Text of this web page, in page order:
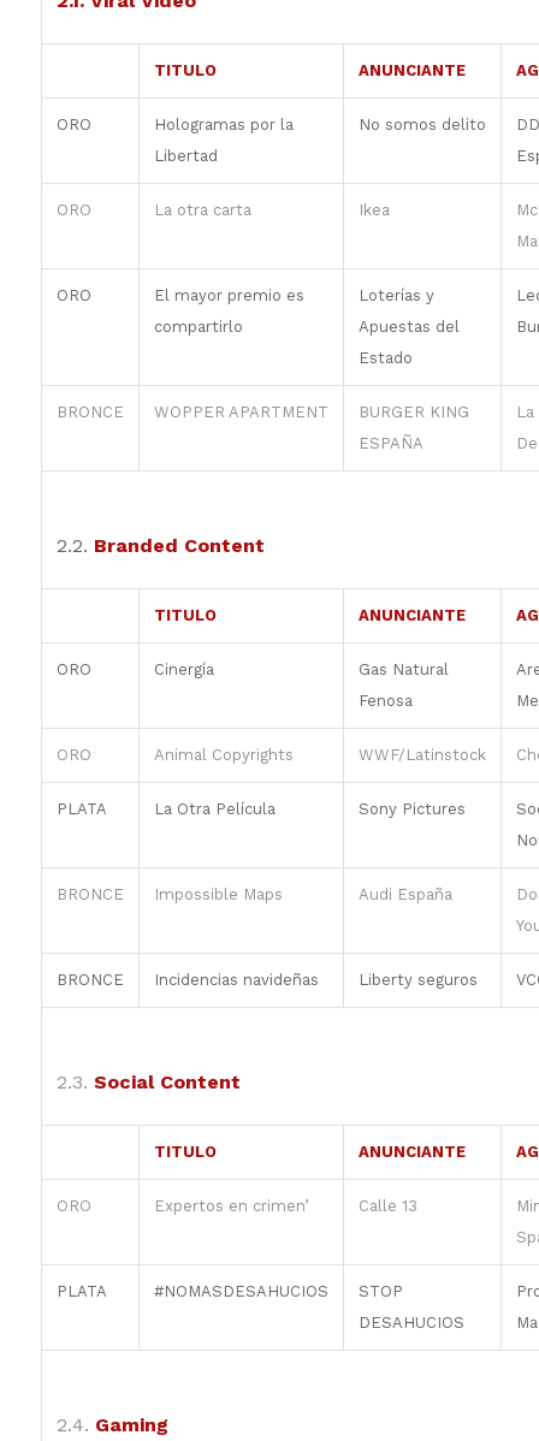
TITULO ANUNCIANTE
ORO
Hologramas por la
Libertad
No somos delito
ORO La otra carta Ikea
ORO
El mayor premio es
compartirlo
Loterías y
Apuestas del
Estado
BRONCE WOPPER APARTMENT
BURGER KING
ESPAÑA
La
2.2. Branded Content
TITULO ANUNCIANTE
ORO Cinergía
Gas Natural
Fenosa
ORO Animal Copyrights WWF/Latinstock
PLATA La Otra Película Sony Pictures
BRONCE Impossible Maps Audi España
BRONCE Incidencias navideñas Liberty seguros
2.3. Social Content
TITULO ANUNCIANTE
ORO Expertos en crimen’ Calle 13
PLATA #NOMASDESAHUCIOS
STOP
DESAHUCIOS
2.4. Gaming